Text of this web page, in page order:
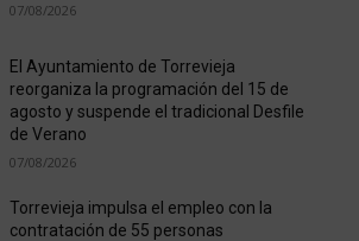
07/08/2026
El Ayuntamiento de Torrevieja
reorganiza la programación del 15 de
agosto y suspende el tradicional Desfile
de Verano
07/08/2026
Torrevieja impulsa el empleo con la
contratación de 55 personas